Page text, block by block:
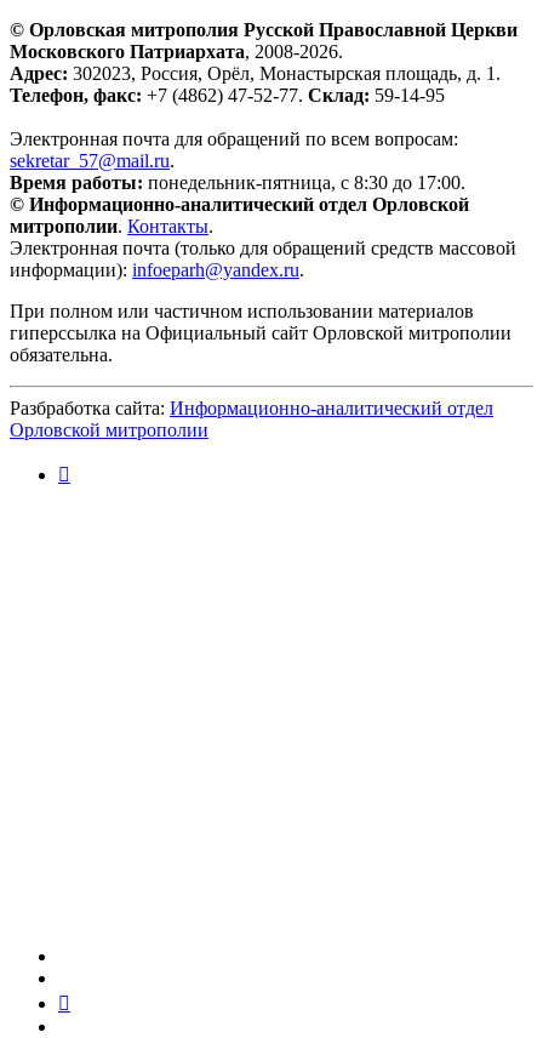
© Орловская митрополия Русской Православной Церкви
Московского Патриархата, 2008-2026.
Адрес: 302023, Россия, Орёл, Монастырская площадь, д. 1.
Телефон, факс: +7 (4862) 47-52-77. Склад: 59-14-95
Электронная почта для обращений по всем вопросам:
sekretar_57@mail.ru.
Время работы: понедельник-пятница, с 8:30 до 17:00.
© Информационно-аналитический отдел Орловской
митрополии. Контакты.
Электронная почта (только для обращений средств массовой
информации): infoeparh@yandex.ru.
При полном или частичном использовании материалов
гиперссылка на Официальный сайт Орловской митрополии
обязательна.
Разбработка сайта: Информационно-аналитический отдел
Орловской митрополии